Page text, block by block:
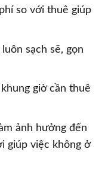
so với thuê giúp
sạch sẽ, gọn
giờ cần thuê
ảnh hưởng đến
giúp việc không ở